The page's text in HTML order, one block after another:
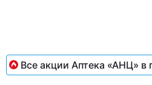
Все акции Аптека «АНЦ» в